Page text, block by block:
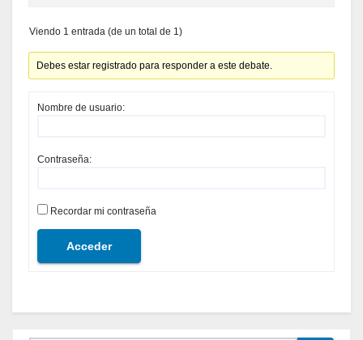
Viendo 1 entrada (de un total de 1)
Debes estar registrado para responder a este debate.
Nombre de usuario:
Contraseña:
Recordar mi contraseña
Acceder